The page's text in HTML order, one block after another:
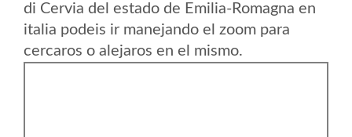
di Cervia del estado de Emilia-Romagna en
italia podeis ir manejando el zoom para
cercaros o alejaros en el mismo.